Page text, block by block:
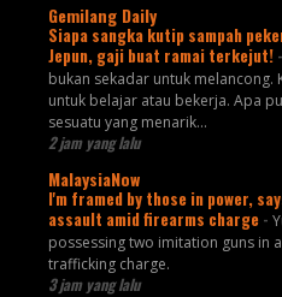
Gemilang Daily
Siapa sangka kutip sampah
Jepun, gaji buat ramai terkejut! -
bukan sekadar untuk melancong.
untuk belajar atau bekerja. Apa
sesuatu yang menarik...
2 jam yang lalu
MalaysiaNow
I'm framed by those in power,
assault amid firearms charge -
possessing two imitation guns in
trafficking charge.
3 jam yang lalu